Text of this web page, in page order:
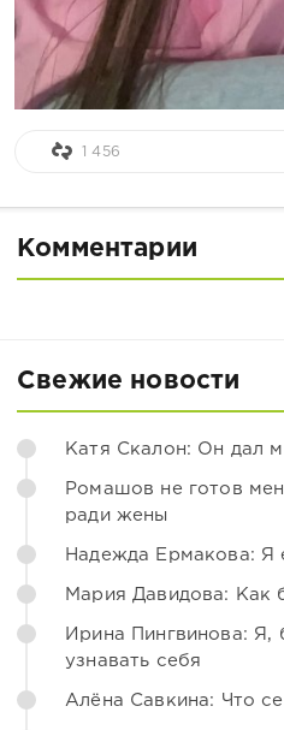
1 456
Комментарии
Свежие новости
Катя Скалон: Он дал
Ромашов не готов
ради жены
Надежда Ермакова: Я
Мария Давидова: Как
Ирина Пингвинова: Я,
узнавать себя
Алёна Савкина: Что